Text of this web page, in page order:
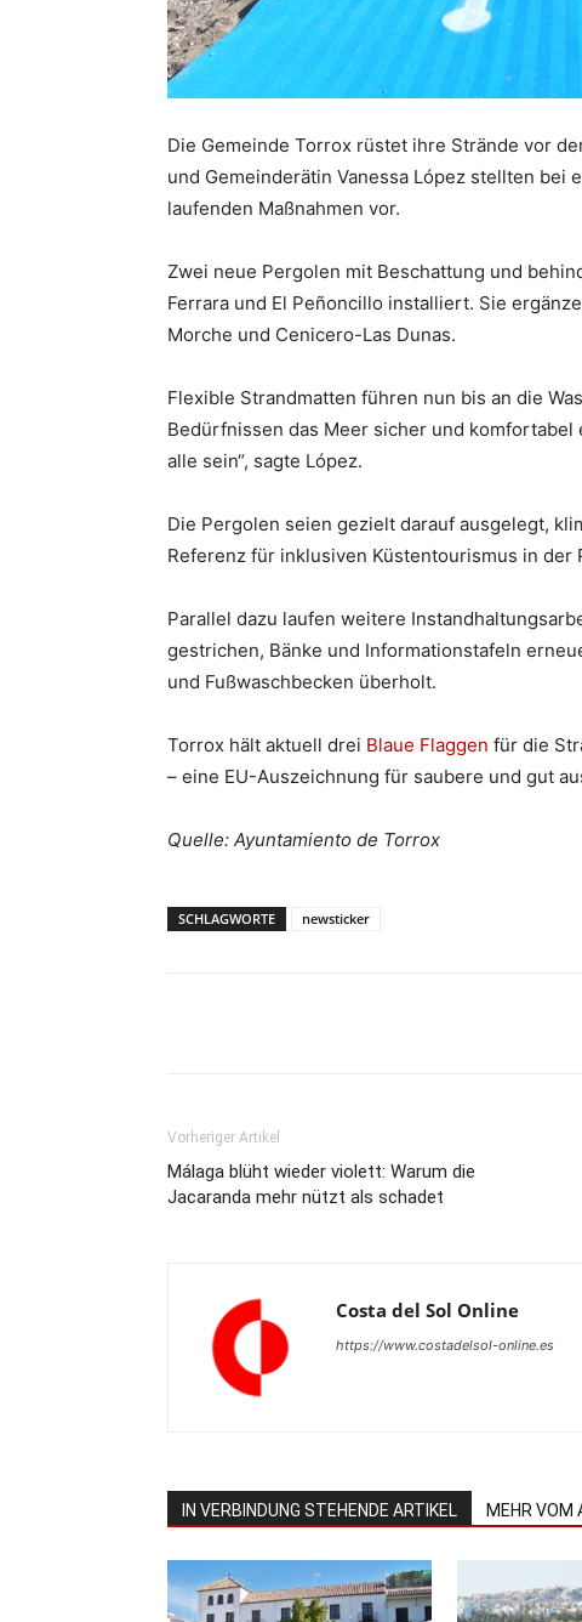
Die Gemeinde Torrox rüstet ihre Strände vor
und Gemeinderätin Vanessa López stellten bei
laufenden Maßnahmen vor.
Zwei neue Pergolen mit Beschattung und
Ferrara und El Peñoncillo installiert. Sie
Morche und Cenicero-Las Dunas.
Flexible Strandmatten führen nun bis an die
Bedürfnissen das Meer sicher und
alle sein“, sagte López.
Die Pergolen seien gezielt darauf ausgelegt,
Referenz für inklusiven Küstentourismus in der
Parallel dazu laufen weitere
gestrichen, Bänke und Informationstafeln
und Fußwaschbecken überholt.
Torrox hält aktuell drei Blaue Flaggen für die
– eine EU-Auszeichnung für saubere und gut
Quelle: Ayuntamiento de Torrox
SCHLAGWORTE newsticker
Vorheriger Artikel
Málaga blüht wieder violett: Warum die
Jacaranda mehr nützt als schadet
Costa del Sol Online
https://www.costadelsol-online.es
IN VERBINDUNG STEHENDE ARTIKEL MEHR VOM